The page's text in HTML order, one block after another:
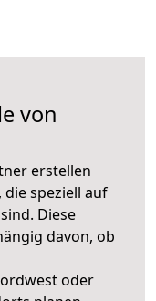
von
erstellen
speziell auf
Diese
davon, ob
oder